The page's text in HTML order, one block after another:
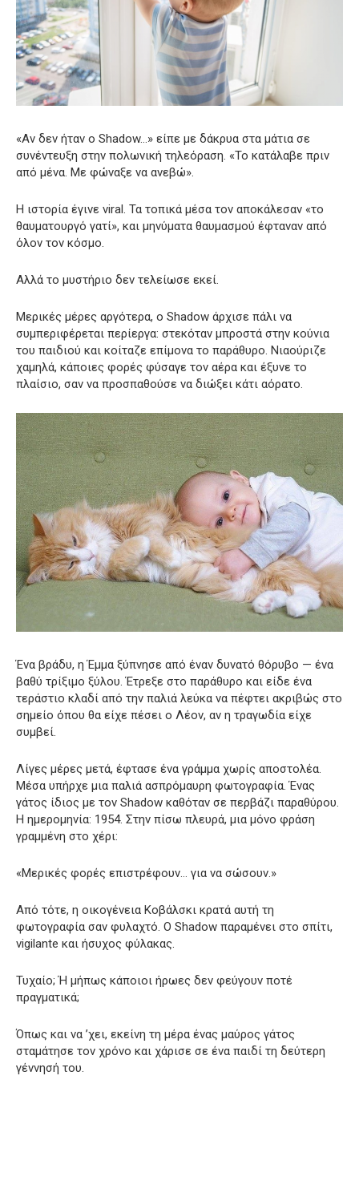
«Αν δεν ήταν ο Shadow…» είπε με δάκρυα στα μάτια σε
συνέντευξη στην πολωνική τηλεόραση. «Το κατάλαβε πριν
από μένα. Με φώναξε να ανεβώ».
Η ιστορία έγινε viral. Τα τοπικά μέσα τον αποκάλεσαν «το
θαυματουργό γατί», και μηνύματα θαυμασμού έφταναν από
όλον τον κόσμο.
Αλλά το μυστήριο δεν τελείωσε εκεί.
Μερικές μέρες αργότερα, ο Shadow άρχισε πάλι να
συμπεριφέρεται περίεργα: στεκόταν μπροστά στην κούνια
του παιδιού και κοίταζε επίμονα το παράθυρο. Νιαούριζε
χαμηλά, κάποιες φορές φύσαγε τον αέρα και έξυνε το
πλαίσιο, σαν να προσπαθούσε να διώξει κάτι αόρατο.
Ένα βράδυ, η Έμμα ξύπνησε από έναν δυνατό θόρυβο — ένα
βαθύ τρίξιμο ξύλου. Έτρεξε στο παράθυρο και είδε ένα
τεράστιο κλαδί από την παλιά λεύκα να πέφτει ακριβώς στο
σημείο όπου θα είχε πέσει ο Λέον, αν η τραγωδία είχε
συμβεί.
Λίγες μέρες μετά, έφτασε ένα γράμμα χωρίς αποστολέα.
Μέσα υπήρχε μια παλιά ασπρόμαυρη φωτογραφία. Ένας
γάτος ίδιος με τον Shadow καθόταν σε περβάζι παραθύρου.
Η ημερομηνία: 1954. Στην πίσω πλευρά, μια μόνο φράση
γραμμένη στο χέρι:
«Μερικές φορές επιστρέφουν… για να σώσουν.»
Από τότε, η οικογένεια Κοβάλσκι κρατά αυτή τη
φωτογραφία σαν φυλαχτό. Ο Shadow παραμένει στο σπίτι,
vigilante και ήσυχος φύλακας.
Τυχαίο; Ή μήπως κάποιοι ήρωες δεν φεύγουν ποτέ
πραγματικά;
Όπως και να ’χει, εκείνη τη μέρα ένας μαύρος γάτος
σταμάτησε τον χρόνο και χάρισε σε ένα παιδί τη δεύτερη
γέννησή του.